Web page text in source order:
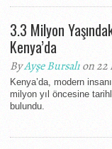
3.3 Milyon
Kenya’da
ByAyşe Bursalıon 22
Kenya’da, modern
milyon yıl öncesine
bulundu.